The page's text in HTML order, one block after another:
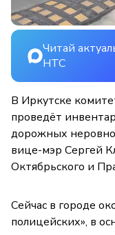
Читай
НТС
В Иркутске
проведёт
дорожных
вице-мэр Сергей
Октябрьского и
Сейчас в городе
полицейских», в